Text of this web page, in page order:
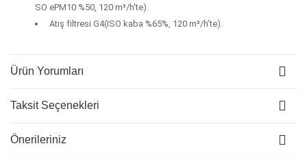
SO ePM10 %50, 120 m³/h'te).
Atış filtresi G4(ISO kaba %65%, 120 m³/h’te).
Ürün Yorumları
Taksit Seçenekleri
Önerileriniz